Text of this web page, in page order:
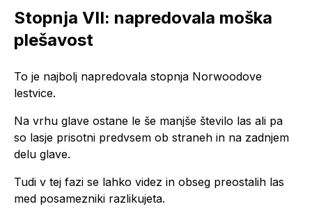
Stopnja VII: napredovala moška
plešavost
To je najbolj napredovala stopnja Norwoodove
lestvice.
Na vrhu glave ostane le še manjše število las ali pa
so lasje prisotni predvsem ob straneh in na zadnjem
delu glave.
Tudi v tej fazi se lahko videz in obseg preostalih las
med posamezniki razlikujeta.